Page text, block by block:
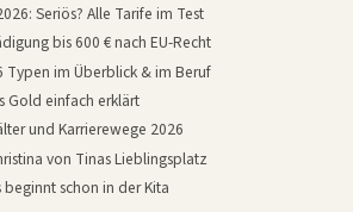
Seriös? Alle Tarife im Test
bis 600 € nach EU-Recht
Typen im Überblick & im Beruf
Gold einfach erklärt
und Karrierewege 2026
von Tinas Lieblingsplatz
schon in der Kita